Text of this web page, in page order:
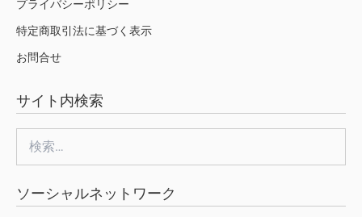
プライバシーポリシー
特定商取引法に基づく表示
お問合せ
サイト内検索
索:
ソーシャルネットワーク